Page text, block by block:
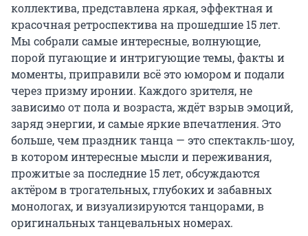
коллектива, представлена яркая, эффектная и
красочная ретроспектива на прошедшие 15 лет.
Мы собрали самые интересные, волнующие,
порой пугающие и интригующие темы, факты и
моменты, приправили всё это юмором и подали
через призму иронии. Каждого зрителя, не
зависимо от пола и возраста, ждёт взрыв эмоций,
заряд энергии, и самые яркие впечатления. Это
больше, чем праздник танца — это спектакль-шоу,
в котором интересные мысли и переживания,
прожитые за последние 15 лет, обсуждаются
актёром в трогательных, глубоких и забавных
монологах, и визуализируются танцорами, в
оригинальных танцевальных номерах.